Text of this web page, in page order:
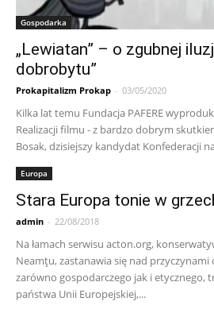
Gospodarka
„Lewiatan” – o zgubnej
dobrobytu”
Prokapitalizm Prokap - 03/05/2020
Kilka lat temu Fundacja PAFERE
Realizacji filmu - z bardzo dobrym
Bosak, dzisiejszy kandydat Konfederacji
Europa
Stara Europa tonie w
admin - 22/08/2018
Na łamach serwisu acton.org,
Neamţu, zastanawia się nad przyczynami
zarówno gospodarczego jak i etycznego,
państwa Unii Europejskiej,...